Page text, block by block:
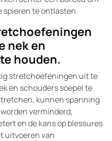
spieren te ontlasten.
nek en
houden.
stretchoefeningen uit te
en schouders soepel te
kunnen spanning
verminderd,
en de kans op blessures
uitvoeren van